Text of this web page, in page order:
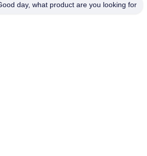
Good day, what product are you looking for?